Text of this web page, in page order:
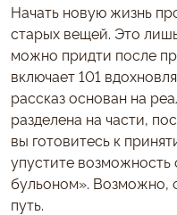
Начать новую жизнь
старых вещей. Это
можно придти после
включает 101
рассказ основан на
разделена на части,
вы готовитесь к
упустите
бульоном». Возможно,
путь.